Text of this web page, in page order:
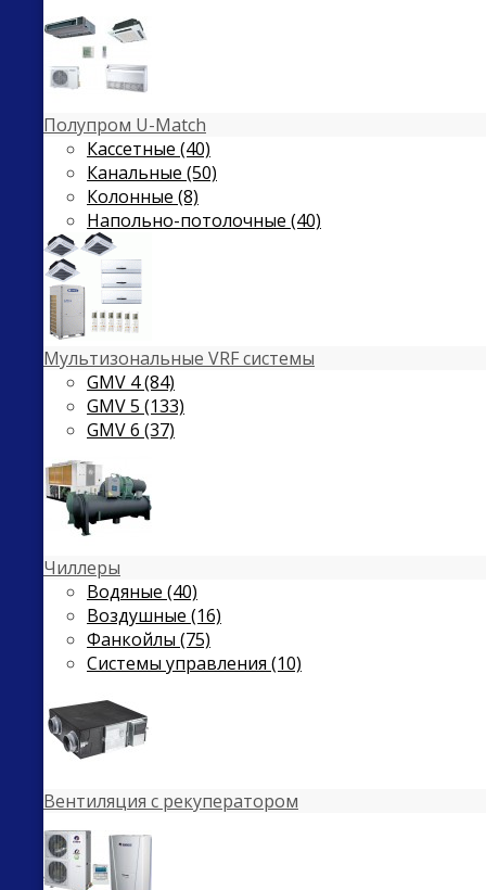
Полупром U-Match
Кассетные (40)
Канальные (50)
Колонные (8)
Напольно-потолочные (40)
Мультизональные VRF системы
GMV 4 (84)
GMV 5 (133)
GMV 6 (37)
Чиллеры
Водяные (40)
Воздушные (16)
Фанкойлы (75)
Системы управления (10)
Вентиляция с рекуператором